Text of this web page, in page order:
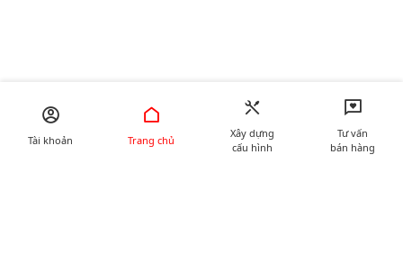
Tài khoản Trang chủ
Xây dựng
cấu hình
Tư vấn
bán hàng